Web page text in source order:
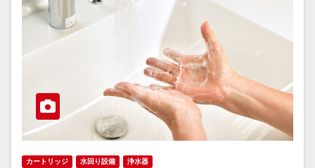
カートリッジ 水回り設備 浄水器